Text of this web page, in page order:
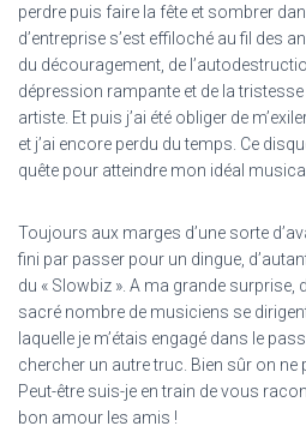
perdre puis faire la fête et sombrer
d’entreprise s’est effiloché au fil des
du découragement, de
dépression rampante et de la
artiste. Et puis j’ai été obliger de
et j’ai encore perdu du temps. Ce
quête pour atteindre mon idéal musical.
Toujours aux marges d’une sorte
fini par passer pour un dingue,
du « Slowbiz ». A ma grande surprise,
sacré nombre de musiciens se
laquelle je m’étais engagé dans le
chercher un autre truc. Bien sûr on ne
Peut-être suis-je en train de vous
bon amour les amis !